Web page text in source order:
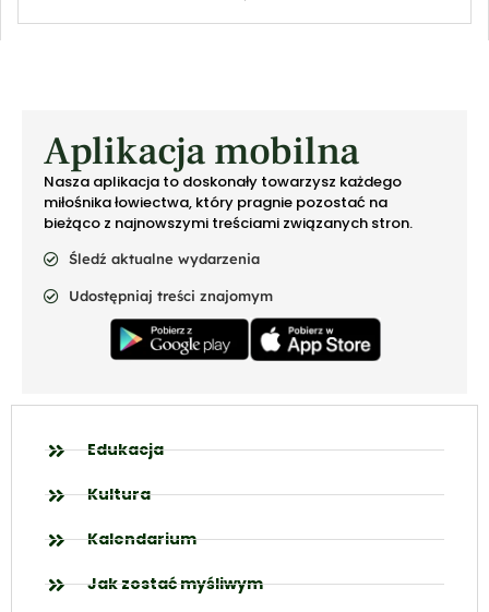
Aplikacja mobilna
Nasza aplikacja to doskonały towarzysz każdego
miłośnika łowiectwa, który pragnie pozostać na
bieżąco z najnowszymi treściami związanych stron.
Śledź aktualne wydarzenia
Udostępniaj treści znajomym
Edukacja
Kultura
Kalendarium
Jak zostać myśliwym